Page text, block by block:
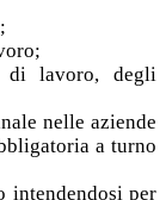
lavoro, degli
nelle aziende
a turno
intendendosi per